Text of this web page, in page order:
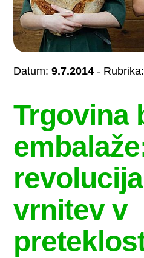
Datum:9.7.2014 -
Trgovina
vrnitev v